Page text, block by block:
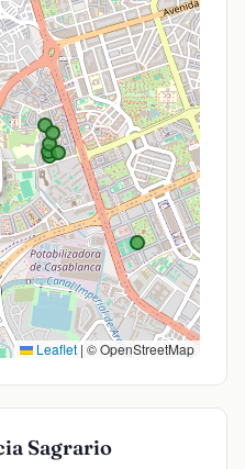
Leaflet | © OpenStreetMap
Sagrario